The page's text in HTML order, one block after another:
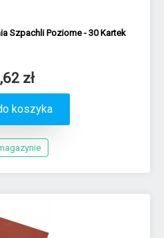
Szpachli Poziome - 30 Kartek
zł
koszyka